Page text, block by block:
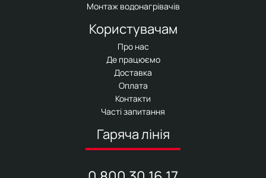
Монтаж водонагрівачів
Користувачам
Про нас
Де працюємо
Доставка
Оплата
Контакти
Часті запитання
Гаряча лінія